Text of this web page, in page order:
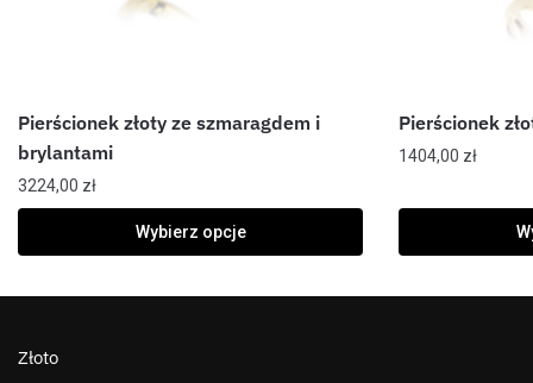
Pierścionek złoty ze szmaragdem i
brylantami
3224,00 zł
Wybierz opcje
Pierścionek
1404,00 zł
Złoto